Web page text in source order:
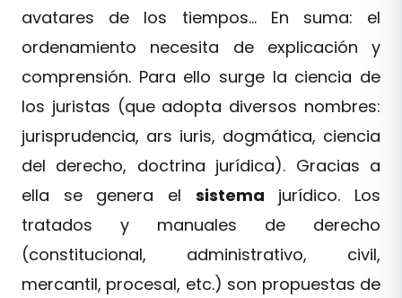
avatares de los tiempos… En suma: el
ordenamiento necesita de explicación y
comprensión. Para ello surge la ciencia de
los juristas (que adopta diversos nombres:
jurisprudencia, ars iuris, dogmática, ciencia
del derecho, doctrina jurídica). Gracias a
ella se genera el sistema jurídico. Los
tratados y manuales de derecho
(constitucional, administrativo, civil,
mercantil, procesal, etc.) son propuestas de